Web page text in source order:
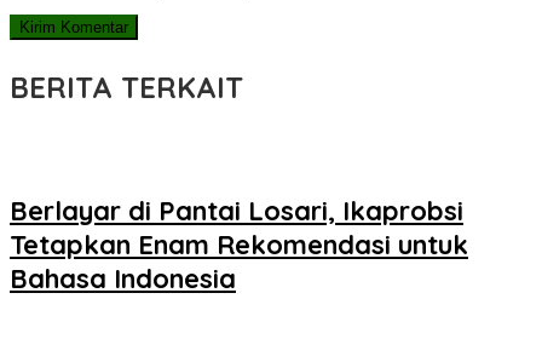
BERITA TERKAIT
Berlayar di Pantai Losari, Ikaprobsi
Tetapkan Enam Rekomendasi untuk
Bahasa Indonesia